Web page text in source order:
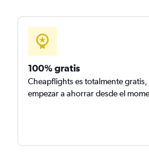
100% gratis
Cheapflights es totalmente
empezar a ahorrar desde el